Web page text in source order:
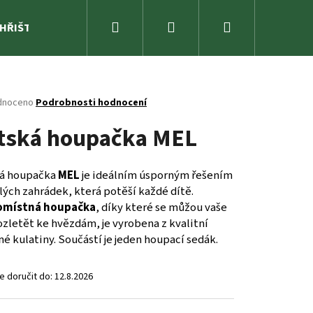
ZAHRADA SPORTOVNÍ NÁŘADÍ A
Přihlášení
Podrobnosti hodnocení
houpačka MEL
houpačkaMELje ideálním úsporným řešením
zahrádek, která potěší každé dítě.
houpačka, díky které se můžou vaše
ke hvězdám, je vyrobena z kvalitní
kulatiny. Součástí je jeden houpací sedák.
doručit do:12.8.2026